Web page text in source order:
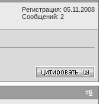
Регистрация: 05.11.2008
Сообщений: 2
#6